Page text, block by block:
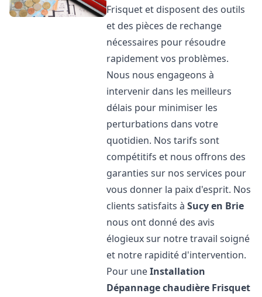
Frisquet et disposent des outils
et des pièces de rechange
nécessaires pour résoudre
rapidement vos problèmes.
Nous nous engageons à
intervenir dans les meilleurs
délais pour minimiser les
perturbations dans votre
quotidien. Nos tarifs sont
compétitifs et nous offrons des
garanties sur nos services pour
vous donner la paix d'esprit. Nos
clients satisfaits àSucy en Brie
nous ont donné des avis
élogieux sur notre travail soigné
et notre rapidité d'intervention.
Pour uneInstallation
Dépannage chaudière Frisquet